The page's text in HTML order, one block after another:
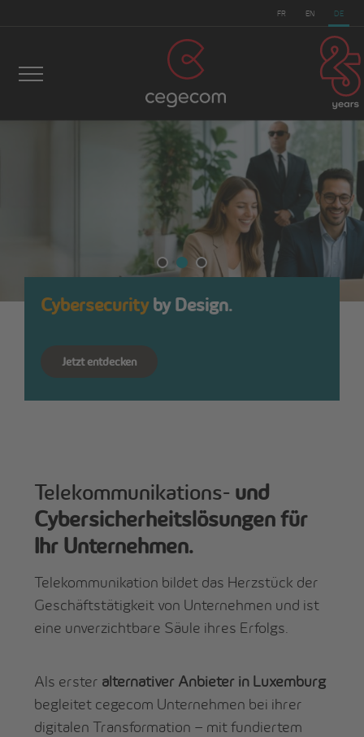
FR EN DE
Cybersecurity by Design.
Jetzt entdecken
Telekommunikations- und
Cybersicherheitslösungen für
Ihr Unternehmen.
Telekommunikation bildet das Herzstück der
Geschäftstätigkeit von Unternehmen und ist
eine unverzichtbare Säule ihres Erfolgs.
Als erster alternativer Anbieter in Luxemburg
begleitet cegecom Unternehmen bei ihrer
digitalen Transformation – mit fundiertem